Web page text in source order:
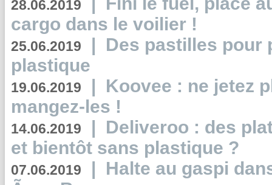
28.06.2019
cargo dans le voilier !
25.06.2019 | Des pastilles pour
plastique
19.06.2019 | Koovee : ne jetez
mangez-les !
14.06.2019 | Deliveroo : des
et bientôt sans plastique ?
07.06.2019 | Halte au gaspi